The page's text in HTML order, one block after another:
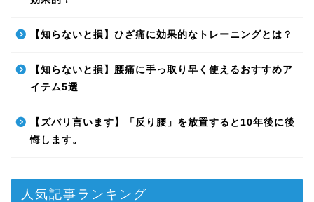
【知らないと損】ひざ痛に効果的なトレーニングとは？
【知らないと損】腰痛に手っ取り早く使えるおすすめア
イテム5選
【ズバリ言います】「反り腰」を放置すると10年後に後
悔します。
人気記事ランキング